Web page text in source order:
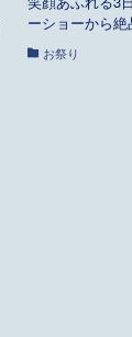
ーショーから
お祭り